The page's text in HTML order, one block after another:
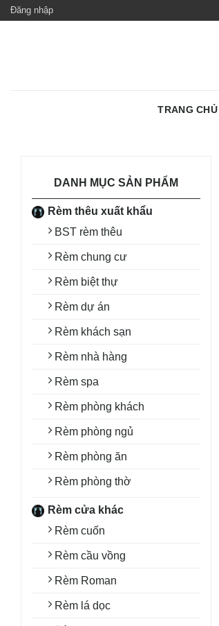
SkipĐăng nhập
TRANG CHỦ
DANH MỤC SẢN PHẨM
Rèm thêu xuất khẩu
BST rèm thêu
Rèm chung cư
Rèm biệt thự
Rèm dự án
Rèm khách sạn
Rèm nhà hàng
Rèm spa
Rèm phòng khách
Rèm phòng ngủ
Rèm phòng ăn
Rèm phòng thờ
Rèm cửa khác
Rèm cuốn
Rèm cầu vồng
Rèm Roman
Rèm lá dọc